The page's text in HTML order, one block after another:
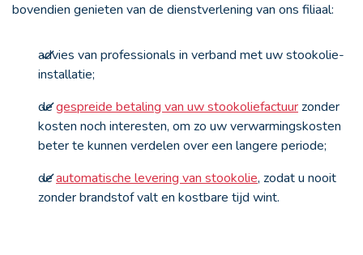
bovendien genieten van de dienstverlening van ons filiaal:
advies van professionals in verband met uw stookolie-
installatie;
degespreide betaling van uw stookoliefactuurzonder
kosten noch interesten, om zo uw verwarmingskosten
beter te kunnen verdelen over een langere periode;
deautomatische levering van stookolie, zodat u nooit
zonder brandstof valt en kostbare tijd wint.